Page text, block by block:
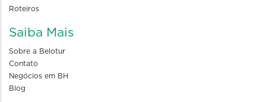
Roteiros
Saiba Mais
Sobre a Belotur
Contato
Negócios em BH
Blog